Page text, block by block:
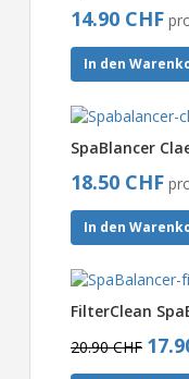
14.90 CHF
In den
SpaBlancer
18.50 CHF
In den
FilterClean
20.90 CHF